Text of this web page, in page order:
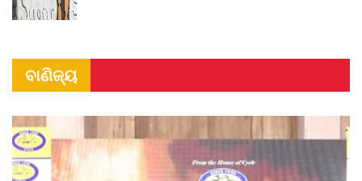
ବାଣିଜ୍ୟ